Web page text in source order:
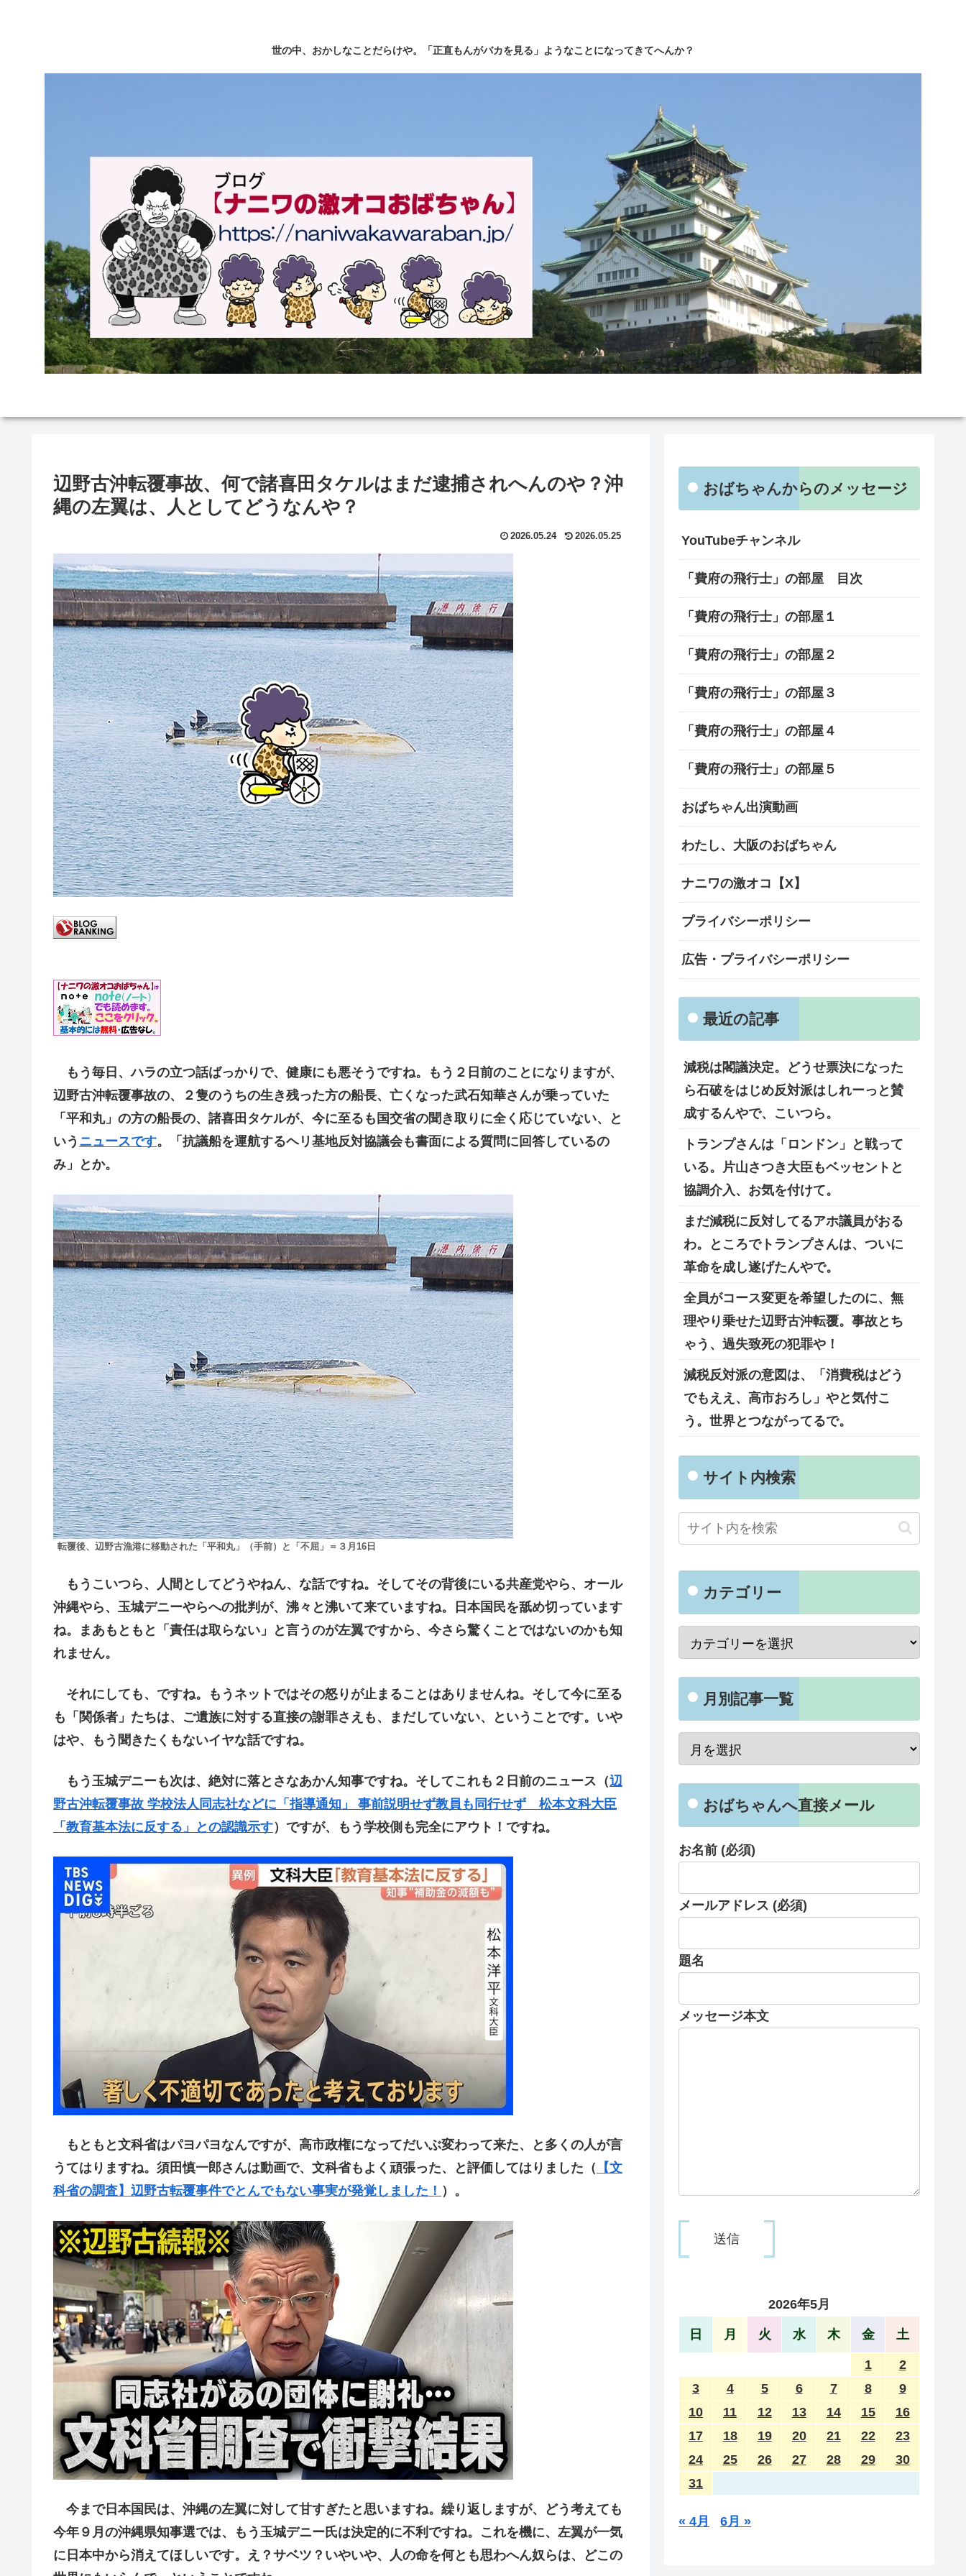
世の中、おかしなことだらけや。「正直もんがバカを見る」ようなことになってきてへんか？
辺野古沖転覆事故、何で諸喜田タケルはまだ逮捕されへんのや？沖
縄の左翼は、人としてどうなんや？
2026.05.24 2026.05.25
もう毎日、ハラの立つ話ばっかりで、健康にも悪そうですね。もう２日前のことになりますが、
辺野古沖転覆事故の、２隻のうちの生き残った方の船長、亡くなった武石知華さんが乗っていた
「平和丸」の方の船長の、諸喜田タケルが、今に至るも国交省の聞き取りに全く応じていない、と
いう ニュースです。「抗議船を運航するヘリ基地反対協議会も書面による質問に回答しているの
み」とか。
転覆後、辺野古漁港に移動された「平和丸」（手前）と「不屈」＝３月16日
もうこいつら、人間としてどうやねん、な話ですね。そしてその背後にいる共産党やら、オール
沖縄やら、玉城デニーやらへの批判が、沸々と沸いて来ていますね。日本国民を舐め切っています
ね。まあもともと「責任は取らない」と言うのが左翼ですから、今さら驚くことではないのかも知
れません。
それにしても、ですね。もうネットではその怒りが止まることはありませんね。そして今に至る
も「関係者」たちは、ご遺族に対する直接の謝罪さえも、まだしていない、ということです。いや
はや、もう聞きたくもないイヤな話ですね。
もう玉城デニーも次は、絶対に落とさなあかん知事ですね。そしてこれも２日前のニュース（辺
野古沖転覆事故 学校法人同志社などに「指導通知」 事前説明せず教員も同行せず 松本文科大臣
「教育基本法に反する」との認識示す）ですが、もう学校側も完全にアウト！ですね。
もともと文科省はパヨパヨなんですが、高市政権になってだいぶ変わって来た、と多くの人が言
うてはりますね。須田慎一郎さんは動画で、文科省もよく頑張った、と評価してはりました（ 【文
科省の調査】辺野古転覆事件でとんでもない事実が発覚しました！ ）。
今まで日本国民は、沖縄の左翼に対して甘すぎたと思いますね。繰り返しますが、どう考えても
今年９月の沖縄県知事選では、もう玉城デニー氏は決定的に不利ですね。これを機に、左翼が一気
に日本中から消えてほしいです。え？サベツ？いやいや、人の命を何とも思わへん奴らは、どこの
おばちゃんからのメッセージ
YouTubeチャンネル
「費府の飛行士」の部屋 目次
「費府の飛行士」の部屋１
「費府の飛行士」の部屋２
「費府の飛行士」の部屋３
「費府の飛行士」の部屋４
「費府の飛行士」の部屋５
おばちゃん出演動画
わたし、大阪のおばちゃん
ナニワの激オコ【X】
プライバシーポリシー
広告・プライバシーポリシー
最近の記事
減税は閣議決定。どうせ票決になった
ら石破をはじめ反対派はしれーっと賛
成するんやで、こいつら。
トランプさんは「ロンドン」と戦って
いる。片山さつき大臣もベッセントと
協調介入、お気を付けて。
まだ減税に反対してるアホ議員がおる
わ。ところでトランプさんは、ついに
革命を成し遂げたんやで。
全員がコース変更を希望したのに、無
理やり乗せた辺野古沖転覆。事故とち
ゃう、過失致死の犯罪や！
減税反対派の意図は、「消費税はどう
でもええ、高市おろし」やと気付こ
う。世界とつながってるで。
サイト内検索
カテゴリー
月別記事一覧
おばちゃんへ直接メール
お名前 (必須)
メールアドレス (必須)
題名
メッセージ本文
2026年5月
日 月 火 水 木 金 土
1
2
3
4 5 6 7 8
9
10
11 12 13 14 15
16
17
18 19 20 21 22
23
24
25 26 27 28 29
30
31
« 4月 6月 »